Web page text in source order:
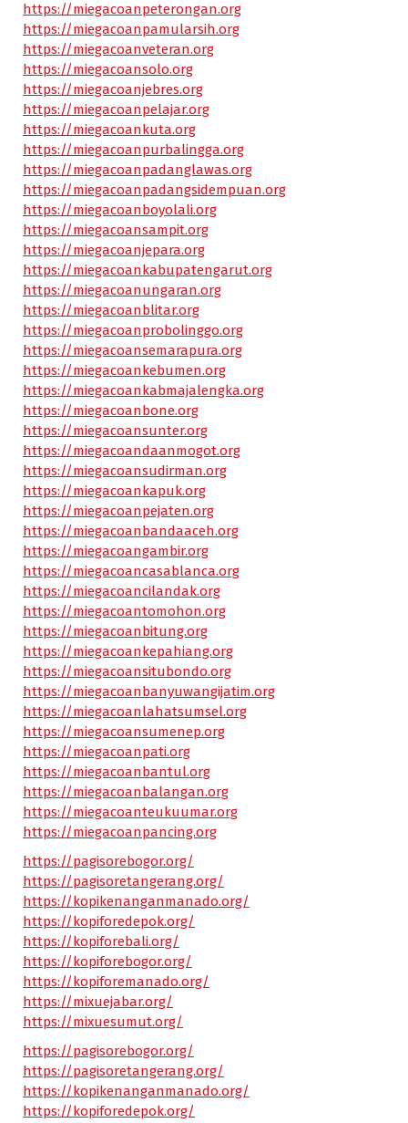
https://miegacoanpeterongan.org
https://miegacoanpamularsih.org
https://miegacoanveteran.org
https://miegacoansolo.org
https://miegacoanjebres.org
https://miegacoanpelajar.org
https://miegacoankuta.org
https://miegacoanpurbalingga.org
https://miegacoanpadanglawas.org
https://miegacoanpadangsidempuan.org
https://miegacoanboyolali.org
https://miegacoansampit.org
https://miegacoanjepara.org
https://miegacoankabupatengarut.org
https://miegacoanungaran.org
https://miegacoanblitar.org
https://miegacoanprobolinggo.org
https://miegacoansemarapura.org
https://miegacoankebumen.org
https://miegacoankabmajalengka.org
https://miegacoanbone.org
https://miegacoansunter.org
https://miegacoandaanmogot.org
https://miegacoansudirman.org
https://miegacoankapuk.org
https://miegacoanpejaten.org
https://miegacoanbandaaceh.org
https://miegacoangambir.org
https://miegacoancasablanca.org
https://miegacoancilandak.org
https://miegacoantomohon.org
https://miegacoanbitung.org
https://miegacoankepahiang.org
https://miegacoansitubondo.org
https://miegacoanbanyuwangijatim.org
https://miegacoanlahatsumsel.org
https://miegacoansumenep.org
https://miegacoanpati.org
https://miegacoanbantul.org
https://miegacoanbalangan.org
https://miegacoanteukuumar.org
https://miegacoanpancing.org
https://pagisorebogor.org/
https://pagisoretangerang.org/
https://kopikenanganmanado.org/
https://kopiforedepok.org/
https://kopiforebali.org/
https://kopiforebogor.org/
https://kopiforemanado.org/
https://mixuejabar.org/
https://mixuesumut.org/
https://pagisorebogor.org/
https://pagisoretangerang.org/
https://kopikenanganmanado.org/
https://kopiforedepok.org/